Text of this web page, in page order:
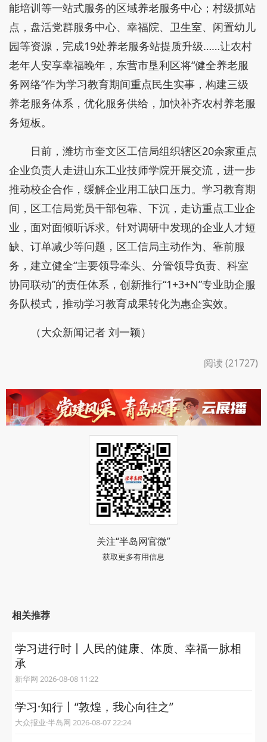
能培训等一站式服务的区域养老服务中心；村级抓站
点，盘活党群服务中心、幸福院、卫生室、闲置幼儿
园等资源，完成19处养老服务站提质升级……让农村
老年人安享幸福晚年，东营市垦利区将“健全养老服
务网络”作为学习教育期间重点民生实事，构建三级
养老服务体系，优化服务供给，加快补齐农村养老服
务短板。
日前，潍坊市奎文区工信局组织辖区20余家重点
企业负责人走进山东工业技师学院开展交流，进一步
推动校企合作，缓解企业用工缺口压力。学习教育期
间，区工信局党员干部包靠、下沉，走访重点工业企
业，面对面倾听诉求。针对调研中发现的企业人才短
缺、订单减少等问题，区工信局主动作为、靠前服
务，建立健全“主要领导牵头、分管领导负责、科室
协同联动”的责任体系，创新推行“1+3+N”专业助企服
务队模式，推动学习教育成果转化为惠企实效。
（大众新闻记者 刘一颖）
阅读 (21727)
关注“半岛网官微”
获取更多有用信息
相关推荐
学习进行时丨人民的健康、体质、幸福一脉相
承
新华网 2026-08-08 11:22
学习·知行丨“敦煌，我心向往之”
大众报业·半岛网 2026-08-07 22:24